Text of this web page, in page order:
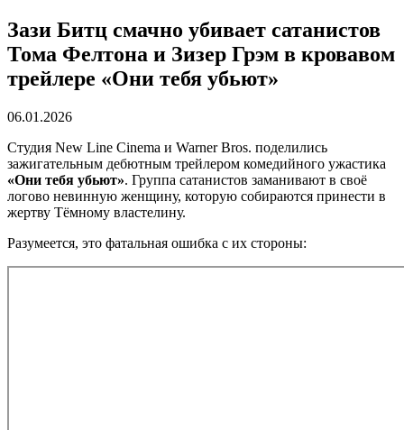
Зази Битц смачно убивает сатанистов
Тома Фелтона и Зизер Грэм в кровавом
трейлере «Они тебя убьют»
06.01.2026
Студия New Line Cinema и Warner Bros. поделились
зажигательным дебютным трейлером комедийного ужастика
«Они тебя убьют». Группа сатанистов заманивают в своё
логово невинную женщину, которую собираются принести в
жертву Тёмному властелину.
Разумеется, это фатальная ошибка с их стороны: